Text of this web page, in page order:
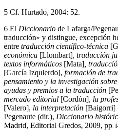
5 Cf. Hurtado, 2004: 52.
6 El Diccionario de Lafarga/
traducción» y distingue, excepción
entre traducción científico-técnica
económica [Llombart], traducción
textos informáticos [Mata] ,
[García Izquierdo], formación de
pensamiento y la investigación
ayudas y premios a la traducción
mercado editorial [Cordón], la
[Valero], la interpretación [Baigorri]
Pegenaute (dir.), Diccionario
Madrid, Editorial Gredos, 2009, pp .